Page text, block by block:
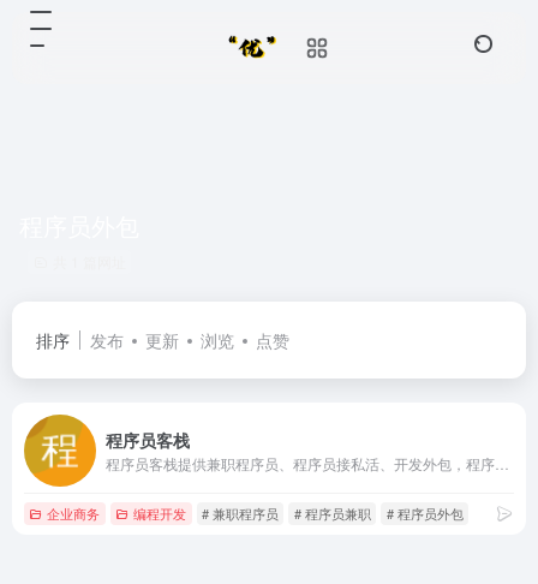
排序 发布 更新 浏览 点赞
程序员客栈
企业商务 编程开发 # 兼职程序员 # 程序员兼职 # 程序员外包